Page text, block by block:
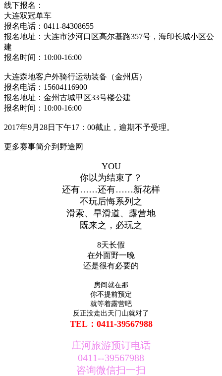
线下报名：
大连双冠单车
报名电话：0411-84308655
报名地址：大连市沙河口区高尔基路357号，海印长城小区公
建
报名时间：10:00-16:00
大连森地客户外骑行运动装备（金州店）
报名电话：15604116900
报名地址：金州古城甲区33号楼公建
报名时间：10:00-16:00
2017年9月28日下午17：00截止，逾期不予受理。
更多赛事简介到野途网
YOU
你以为结束了？
还有……还有……新花样
不玩后悔系列之
滑索、旱滑道、露营地
既来之，必玩之
8天长假
在外面野一晚
还是很有必要的
房间就在那
你不提前预定
就等着露营吧
反正没走出天门山就对了
TEL：0411-39567988
庄河旅游预订电话
0411--39567988
咨询微信扫一扫